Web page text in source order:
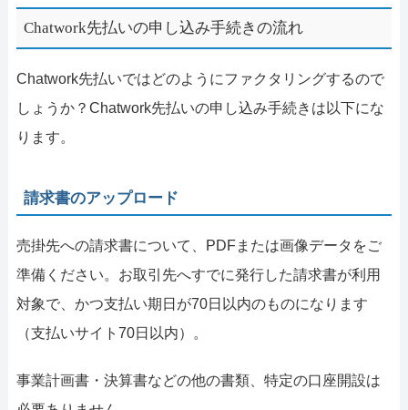
Chatwork先払いの申し込み手続きの流れ
Chatwork先払いではどのようにファクタリングするので
しょうか？Chatwork先払いの申し込み手続きは以下にな
ります。
請求書のアップロード
売掛先への請求書について、PDFまたは画像データをご
準備ください。お取引先へすでに発行した請求書が利用
対象で、かつ支払い期日が70日以内のものになります
（支払いサイト70日以内）。
事業計画書・決算書などの他の書類、特定の口座開設は